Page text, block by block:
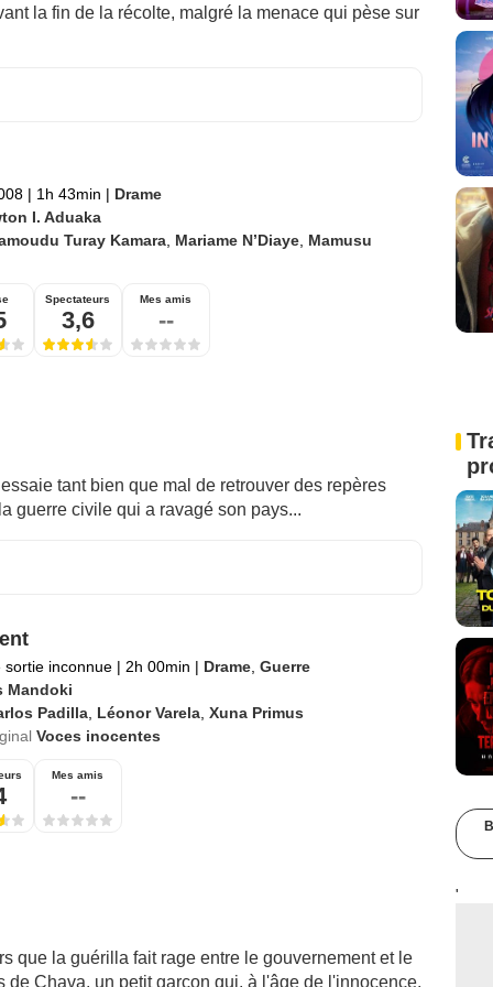
la fin de la récolte, malgré la menace qui pèse sur
| 1h 43min | Drame
I. Aduaka
Turay Kamara, Mariame N’Diaye, Mamusu
Spectateurs
3,6
Mes amis
--
tant bien que mal de retrouver des repères
guerre civile qui a ravagé son pays...
sortie inconnue | 2h 00min | Drame, Guerre
Mandoki
Padilla, Léonor Varela, Xuna Primus
Voces inocentes
Mes amis
--
que la guérilla fait rage entre le gouvernement et le
Chava, un petit garçon qui, à l'âge de l'innocence,
'